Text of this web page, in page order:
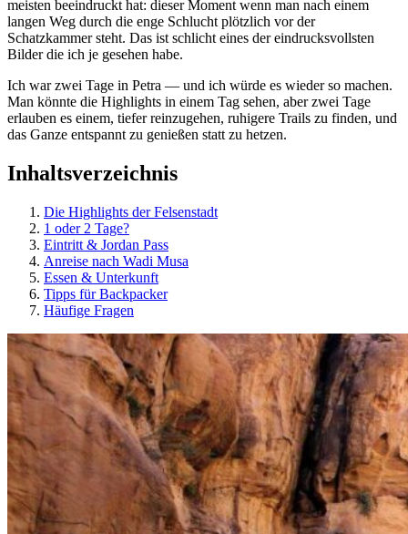
meisten beeindruckt hat: dieser Moment wenn man nach einem
langen Weg durch die enge Schlucht plötzlich vor der
Schatzkammer steht. Das ist schlicht eines der eindrucksvollsten
Bilder die ich je gesehen habe.
Ich war zwei Tage in Petra — und ich würde es wieder so machen.
Man könnte die Highlights in einem Tag sehen, aber zwei Tage
erlauben es einem, tiefer reinzugehen, ruhigere Trails zu finden, und
das Ganze entspannt zu genießen statt zu hetzen.
Inhaltsverzeichnis
Die Highlights der Felsenstadt
1 oder 2 Tage?
Eintritt & Jordan Pass
Anreise nach Wadi Musa
Essen & Unterkunft
Tipps für Backpacker
Häufige Fragen